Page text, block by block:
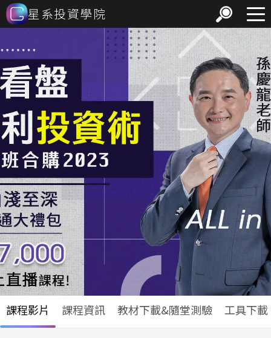
星系投資學院
課程影片 課程資訊 教材下載&隨堂測驗 工具下載